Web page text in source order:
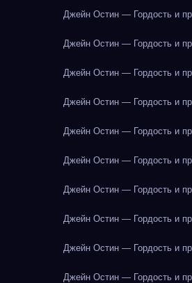
Джейн Остин — Гордость и
Джейн Остин — Гордость и
Джейн Остин — Гордость и
Джейн Остин — Гордость и
Джейн Остин — Гордость и
Джейн Остин — Гордость и
Джейн Остин — Гордость и
Джейн Остин — Гордость и
Джейн Остин — Гордость и
Джейн Остин — Гордость и